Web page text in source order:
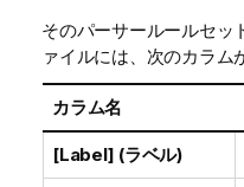
そのパーサールールセッ
ァイルには、次のカラム
カラム名
[Label] (ラベル)